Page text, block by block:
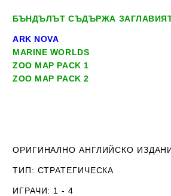
БЪНДЪЛЪТ СЪДЪРЖА
ARK NOVA
MARINE WORLDS
ZOO MAP PACK 1
ZOO MAP PACK 2
ОРИГИНАЛНО АНГЛИЙСКО
ТИП: СТРАТЕГИЧЕСКА
ИГРАЧИ: 1 - 4